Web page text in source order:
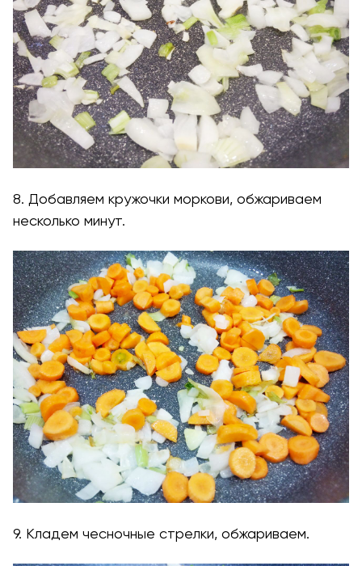
8. Добавляем кружочки моркови, обжариваем
несколько минут.
9. Кладем чесночные стрелки, обжариваем.